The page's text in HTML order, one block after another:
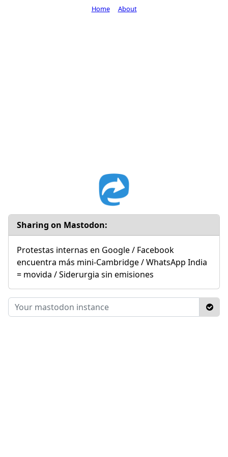
Sharing on Mastodon:
Protestas internas en Google / Facebook
encuentra más mini-Cambridge / WhatsApp India
= movida / Siderurgia sin emisiones
Home About